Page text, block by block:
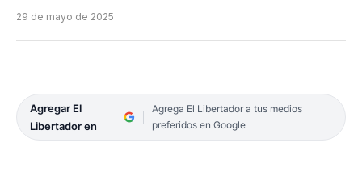
29 de mayo de 2025
Agregar El
Libertador en
Agrega El Libertador a tus medios
preferidos en Google